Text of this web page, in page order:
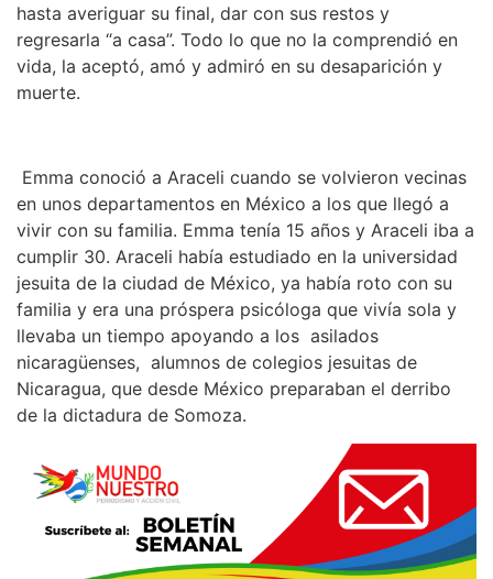
hasta averiguar su final, dar con sus restos y
regresarla “a casa”. Todo lo que no la comprendió en
vida, la aceptó, amó y admiró en su desaparición y
muerte.
Emma conoció a Araceli cuando se volvieron vecinas
en unos departamentos en México a los que llegó a
vivir con su familia. Emma tenía 15 años y Araceli iba a
cumplir 30. Araceli había estudiado en la universidad
jesuita de la ciudad de México, ya había roto con su
familia y era una próspera psicóloga que vivía sola y
llevaba un tiempo apoyando a los asilados
nicaragüenses, alumnos de colegios jesuitas de
Nicaragua, que desde México preparaban el derribo
de la dictadura de Somoza.